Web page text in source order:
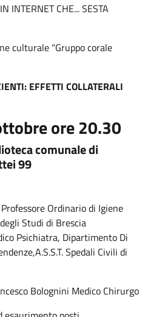
INTERNET CHE... SESTA
culturale “Gruppo corale
EFFETTI COLLATERALI
ore 20.30
comunale di
99
Ordinario di Igiene
Studi di Brescia
Psichiatra, Dipartimento Di
Spedali Civili di
Bolognini Medico Chirurgo